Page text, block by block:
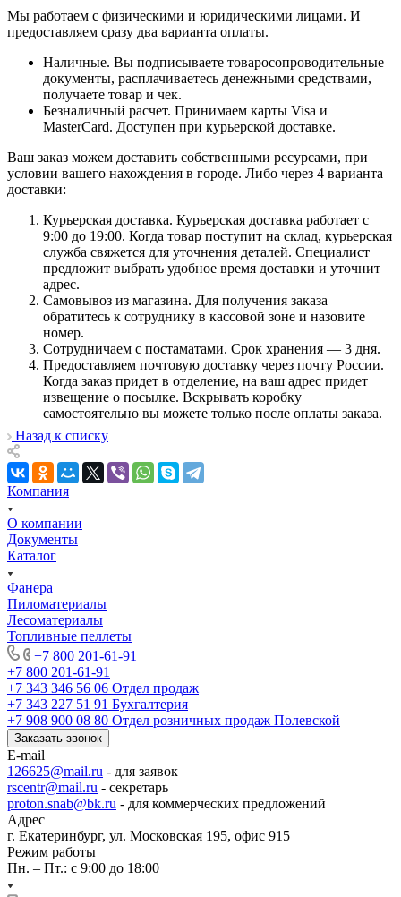
Мы работаем с физическими и юридическими лицами. И
предоставляем сразу два варианта оплаты.
Наличные. Вы подписываете товаросопроводительные
документы, расплачиваетесь денежными средствами,
получаете товар и чек.
Безналичный расчет. Принимаем карты Visa и
MasterCard. Доступен при курьерской доставке.
Ваш заказ можем доставить собственными ресурсами, при
условии вашего нахождения в городе. Либо через 4 варианта
доставки:
Курьерская доставка. Курьерская доставка работает с
9:00 до 19:00. Когда товар поступит на склад, курьерская
служба свяжется для уточнения деталей. Специалист
предложит выбрать удобное время доставки и уточнит
адрес.
Самовывоз из магазина. Для получения заказа
обратитесь к сотруднику в кассовой зоне и назовите
номер.
Сотрудничаем с постаматами. Срок хранения — 3 дня.
Предоставляем почтовую доставку через почту России.
Когда заказ придет в отделение, на ваш адрес придет
извещение о посылке. Вскрывать коробку
самостоятельно вы можете только после оплаты заказа.
Назад к списку
Компания
О компании
Документы
Каталог
Фанера
Пиломатериалы
Лесоматериалы
Топливные пеллеты
+7 800 201-61-91
+7 800 201-61-91
+7 343 346 56 06 Отдел продаж
+7 343 227 51 91 Бухгалтерия
+7 908 900 08 80 Отдел розничных продаж Полевской
Заказать звонок
E-mail
126625@mail.ru - для заявок
rscentr@mail.ru - секретарь
proton.snab@bk.ru - для коммерческих предложений
Адрес
г. Екатеринбург, ул. Московская 195, офис 915
Режим работы
Пн. – Пт.: с 9:00 до 18:00